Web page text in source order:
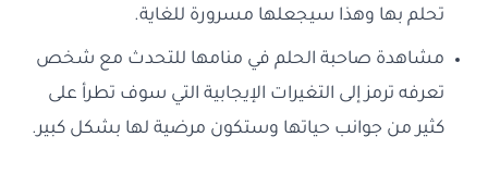
تحلم بها وهذا سيجعلها مسرورة للغاية.
مشاهدة صاحبة الحلم في منامها للتحدث مع شخص
تعرفه ترمز إلى التغيرات الإيجابية التي سوف تطرأ على
كثير من جوانب حياتها وستكون مرضية لها بشكل كبير.